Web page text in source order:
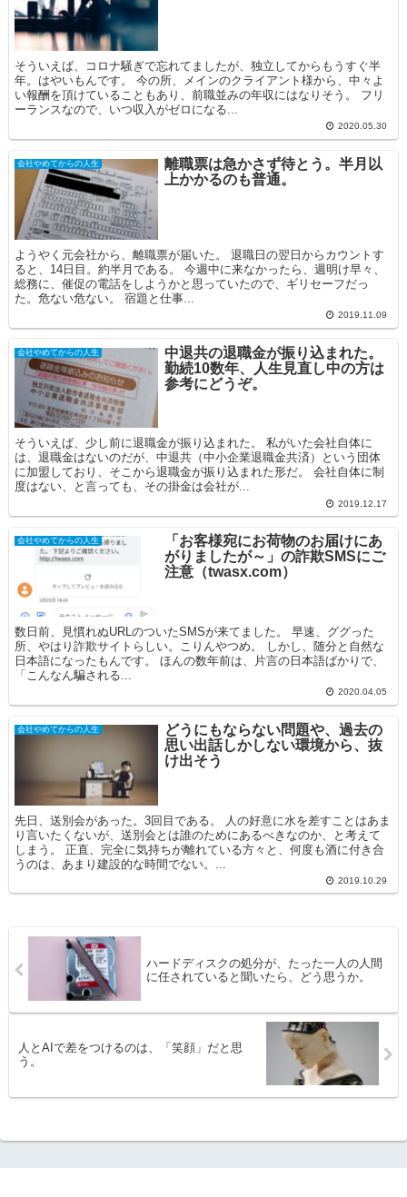
そういえば、コロナ騒ぎで忘れてましたが、独立してからもうすぐ半
年。はやいもんです。 今の所、メインのクライアント様から、中々よ
い報酬を頂けていることもあり、前職並みの年収にはなりそう。 フリ
ーランスなので、いつ収入がゼロになる...
2020.05.30
会社やめてからの人生
離職票は急かさず待とう。半月以
上かかるのも普通。
ようやく元会社から、離職票が届いた。 退職日の翌日からカウントす
ると、14日目。約半月である。 今週中に来なかったら、週明け早々、
総務に、催促の電話をしようかと思っていたので、ギリセーフだっ
た。危ない危ない。 宿題と仕事...
2019.11.09
会社やめてからの人生
中退共の退職金が振り込まれた。
勤続10数年、人生見直し中の方は
参考にどうぞ。
そういえば、少し前に退職金が振り込まれた。 私がいた会社自体に
は、退職金はないのだが、中退共（中小企業退職金共済）という団体
に加盟しており、そこから退職金が振り込まれた形だ。 会社自体に制
度はない、と言っても、その掛金は会社が...
2019.12.17
会社やめてからの人生
「お客様宛にお荷物のお届けにあ
がりましたが～」の詐欺SMSにご
注意（twasx.com）
数日前、見慣れぬURLのついたSMSが来てました。 早速、ググった
所、やはり詐欺サイトらしい。こりんやつめ。 しかし、随分と自然な
日本語になったもんです。 ほんの数年前は、片言の日本語ばかりで、
「こんなん騙される...
2020.04.05
会社やめてからの人生
どうにもならない問題や、過去の
思い出話しかしない環境から、抜
け出そう
先日、送別会があった。3回目である。 人の好意に水を差すことはあま
り言いたくないが、送別会とは誰のためにあるべきなのか、と考えて
しまう。 正直、完全に気持ちが離れている方々と、何度も酒に付き合
うのは、あまり建設的な時間でない。...
2019.10.29
ハードディスクの処分が、たった一人の人間
に任されていると聞いたら、どう思うか。
人とAIで差をつけるのは、「笑顔」だと思
う。